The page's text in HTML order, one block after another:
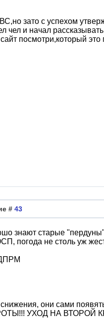
зато с успехом
чел и начал
посмотри,который это
# 43
знают старые
погода не столь уж
они сами
УХОД НА ВТОРОЙ